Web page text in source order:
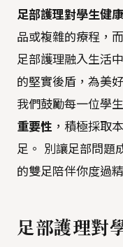
足部護理對學生健
品或複雜的療程，
足部護理融入生活
的堅實後盾，為美
我們鼓勵每一位學
重要性 ，積極採取
足。 別讓足部問題
的雙足陪伴你度過
足部護理對